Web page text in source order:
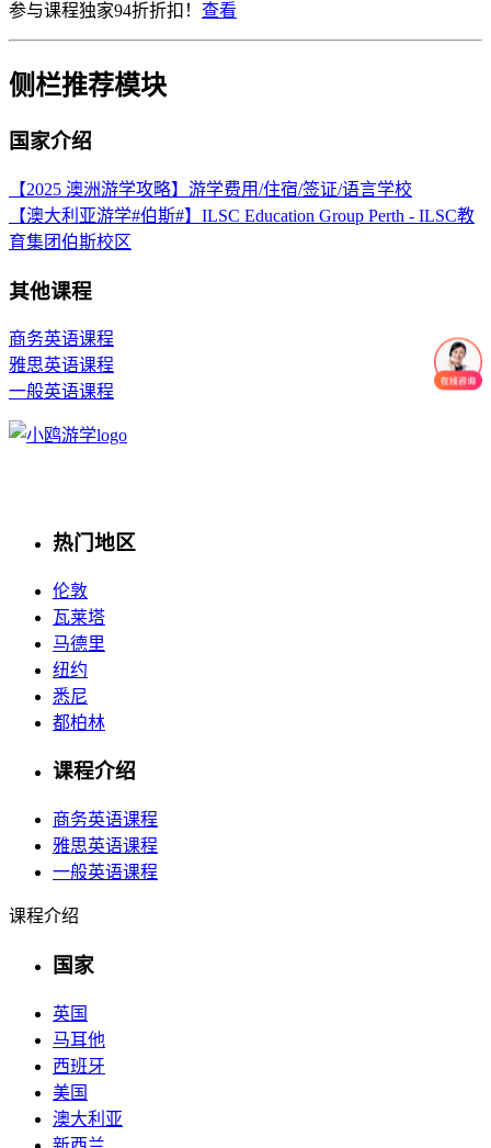
参与课程独家94折折扣！ 查看
侧栏推荐模块
国家介绍
【2025 澳洲游学攻略】游学费用/住宿/签证/语言学校
【澳大利亚游学#伯斯#】ILSC Education Group Perth - ILSC教
育集团伯斯校区
其他课程
商务英语课程
雅思英语课程
一般英语课程
热门地区
伦敦
瓦莱塔
马德里
纽约
悉尼
都柏林
课程介绍
商务英语课程
雅思英语课程
一般英语课程
课程介绍
国家
英国
马耳他
西班牙
美国
澳大利亚